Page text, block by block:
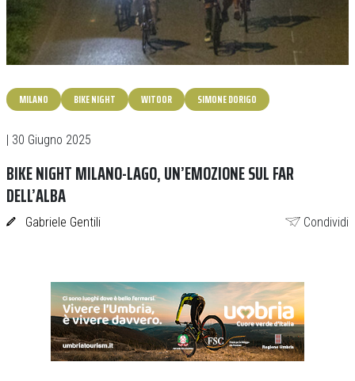
MILANO BIKE NIGHT WITOOR SIMONE DORIGO
| 30 Giugno 2025
BIKE NIGHT MILANO-LAGO, UN’EMOZIONE SUL FAR
DELL’ALBA
Gabriele Gentili Condividi